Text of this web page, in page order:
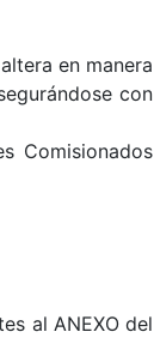
en manera
con
Comisionados
al ANEXO del